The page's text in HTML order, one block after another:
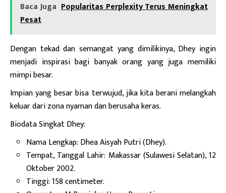
Baca Juga Popularitas Perplexity Terus Meningkat
Pesat
Dengan tekad dan semangat yang dimilikinya, Dhey ingin
menjadi inspirasi bagi banyak orang yang juga memiliki
mimpi besar.
Impian yang besar bisa terwujud, jika kita berani melangkah
keluar dari zona nyaman dan berusaha keras.
Biodata Singkat Dhey:
Nama Lengkap: Dhea Aisyah Putri (Dhey).
Tempat, Tanggal Lahir: Makassar (Sulawesi Selatan), 12
Oktober 2002.
Tinggi: 158 centimeter.